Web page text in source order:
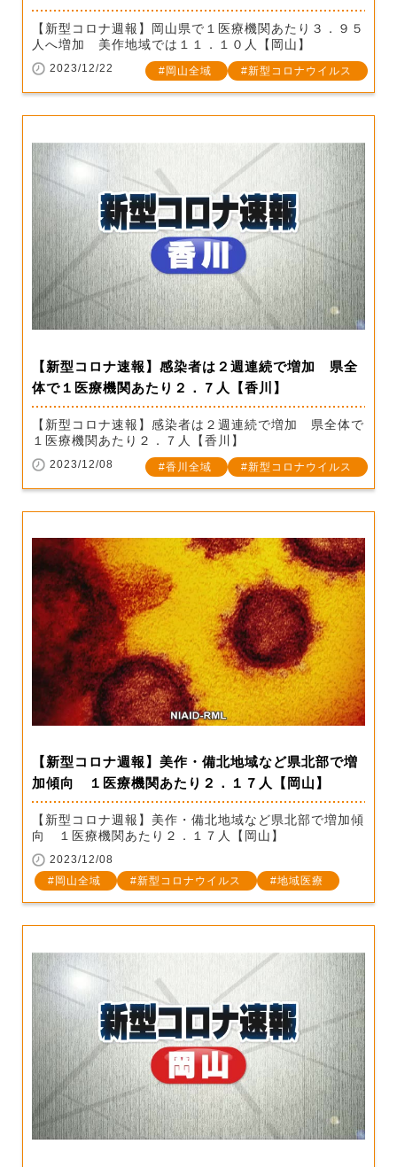
【新型コロナ週報】岡山県で１医療機関あたり３．９５
人へ増加 美作地域では１１．１０人【岡山】
2023/12/22 岡山全域 新型コロナウイルス
【新型コロナ速報】感染者は２週連続で増加 県全
体で１医療機関あたり２．７人【香川】
【新型コロナ速報】感染者は２週連続で増加 県全体で
１医療機関あたり２．７人【香川】
2023/12/08 香川全域 新型コロナウイルス
【新型コロナ週報】美作・備北地域など県北部で増
加傾向 １医療機関あたり２．１７人【岡山】
【新型コロナ週報】美作・備北地域など県北部で増加傾
向 １医療機関あたり２．１７人【岡山】
2023/12/08
岡山全域
新型コロナウイルス 地域医療